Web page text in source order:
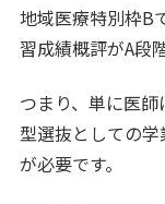
地域医療特別枠B
習成績概評がA段
つまり、単に医
型選抜としての
が必要です。